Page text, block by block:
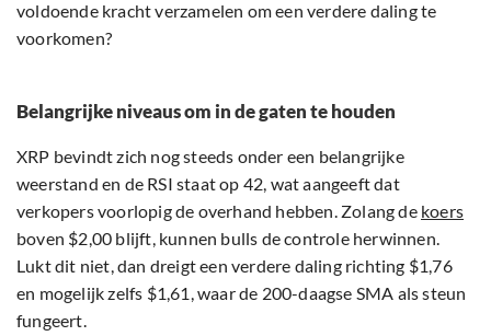
voldoende kracht verzamelen om een verdere daling te
voorkomen?
Belangrijke niveaus om in de gaten te houden
XRP bevindt zich nog steeds onder een belangrijke
weerstand en de RSI staat op 42, wat aangeeft dat
verkopers voorlopig de overhand hebben. Zolang de koers
boven $2,00 blijft, kunnen bulls de controle herwinnen.
Lukt dit niet, dan dreigt een verdere daling richting $1,76
en mogelijk zelfs $1,61, waar de 200-daagse SMA als steun
fungeert.